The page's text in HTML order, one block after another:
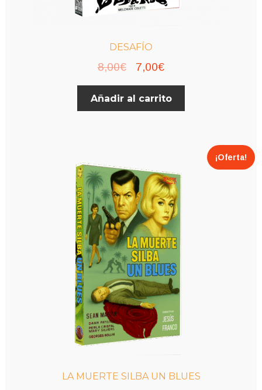
DESAFÍO
8,00€
El
precio
original
7,00€El
precio
actual
Añadir al carrito
LA MUERTE SILBA UN BLUES
¡Oferta!